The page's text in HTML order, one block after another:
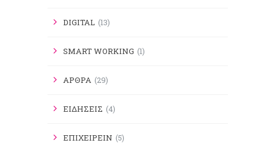
DIGITAL (13)
SMART WORKING (1)
ΑΡΘΡΑ (29)
ΕΙΔΗΣΕΙΣ (4)
ΕΠΙΧΕΙΡΕΙΝ (5)